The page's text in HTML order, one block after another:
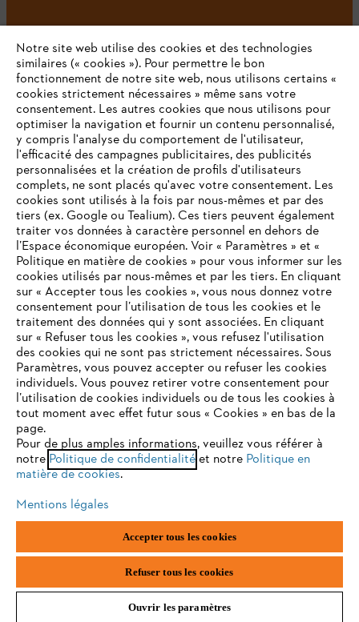
#STIHL
L'Entreprise
STIHL FAQ
Contact
Politique de protection des données
Mentions légales Utilisation des cookies
ANDREAS STIHL NV, Veurtstraat 117, 2870 Puurs-Sint-Amands,
België/Belgique
VAT Number: BE 0427.714.768
VOTRE NAVIGATEUR INTERNET
N'EST PLUS PRIS EN CHARGE
Vous utilisez un navigateur Internet que nous ne prenons plus
en charge, et certaines fonctionnalités de notre site ne
peuvent fonctionner correctement. Pour une utilisation
optimale de notre site, nous vous recommandons de passer à
l'un des navigateurs suivants :
firefox chrome
edge
Notre site web utilise des cookies et des technologies
similaires (« cookies »). Pour permettre le bon
fonctionnement de notre site web, nous utilisons certains «
cookies strictement nécessaires » même sans votre
consentement. Les autres cookies que nous utilisons pour
optimiser la navigation et fournir un contenu personnalisé,
y compris l'analyse du comportement de l'utilisateur,
l'efficacité des campagnes publicitaires, des publicités
personnalisées et la création de profils d'utilisateurs
complets, ne sont placés qu'avec votre consentement. Les
cookies sont utilisés à la fois par nous-mêmes et par des
tiers (ex. Google ou Tealium). Ces tiers peuvent également
traiter vos données à caractère personnel en dehors de
l’Espace économique européen. Voir « Paramètres » et «
Politique en matière de cookies » pour vous informer sur les
cookies utilisés par nous-mêmes et par les tiers. En cliquant
sur « Accepter tous les cookies », vous nous donnez votre
consentement pour l’utilisation de tous les cookies et le
traitement des données qui y sont associées. En cliquant
sur « Refuser tous les cookies », vous refusez l'utilisation
des cookies qui ne sont pas strictement nécessaires. Sous
Paramètres, vous pouvez accepter ou refuser les cookies
individuels. Vous pouvez retirer votre consentement pour
l’utilisation de cookies individuels ou de tous les cookies à
tout moment avec effet futur sous « Cookies » en bas de la
page.
Pour de plus amples informations, veuillez vous référer à
notre Politique de confidentialitéet notre Politique en
matière de cookies.
Mentions légales
Accepter tous les cookies
Refuser tous les cookies
Ouvrir les paramètres